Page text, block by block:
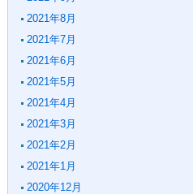
2021年8月
2021年7月
2021年6月
2021年5月
2021年4月
2021年3月
2021年2月
2021年1月
2020年12月